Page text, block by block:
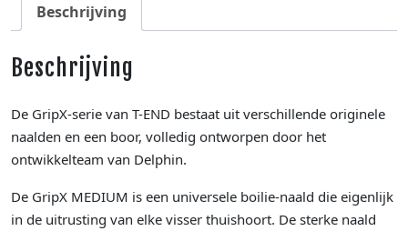
Beschrijving
Beschrijving
De GripX-serie van T-END bestaat uit verschillende originele
naalden en een boor, volledig ontworpen door het
ontwikkelteam van Delphin.
De GripX MEDIUM is een universele boilie-naald die eigenlijk
in de uitrusting van elke visser thuishoort. De sterke naald